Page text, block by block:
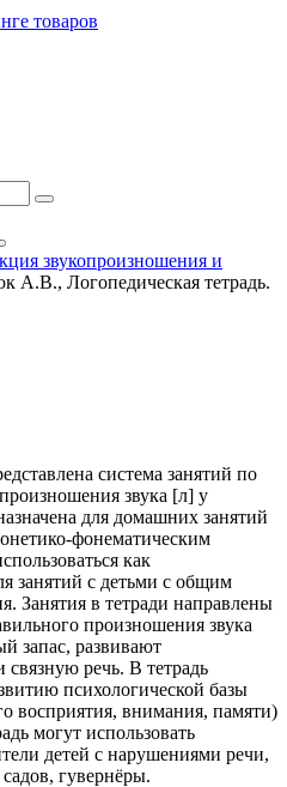
звукопроизношения и
А.В., Логопедическая тетрадь.
система занятий по
звука [л] у
для домашних занятий
фонематическим
как
занятий с детьми с общим
Занятия в тетради направлены
произношения звука
запас, развивают
связную речь. В тетрадь
психологической базы
восприятия, внимания, памяти)
могут использовать
детей с нарушениями речи,
гувернёры.